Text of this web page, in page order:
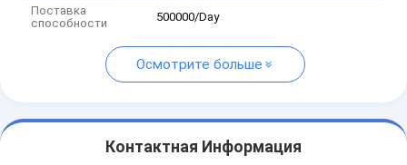
Поставка
способности
500000/Day
Осмотрите больше
Контактная Информация